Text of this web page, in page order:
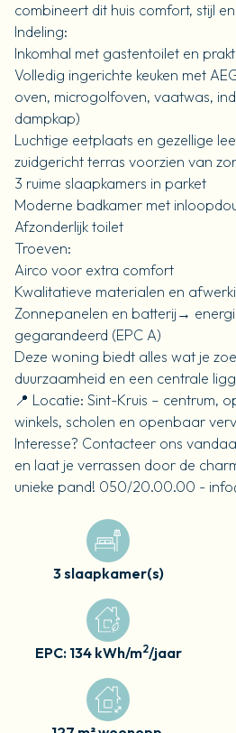
combineert dit huis comfort, stijl
Indeling:
Inkomhal met gastentoilet en
Volledig ingerichte keuken met
oven, microgolfoven, vaatwas,
dampkap)
Luchtige eetplaats en gezellige
zuidgericht terras voorzien van
3 ruime slaapkamers in parket
Moderne badkamer met
Afzonderlijk toilet
Troeven:
Airco voor extra comfort
Kwalitatieve materialen en
Zonnepanelen en batterij→
gegarandeerd (EPC A)
Deze woning biedt alles wat je
duurzaamheid en een centrale
📍 Locatie: Sint-Kruis – centrum,
winkels, scholen en openbaar
Interesse? Contacteer ons
en laat je verrassen door de
unieke pand! 050/20.00.00 -
3 slaapkamer(s)
EPC: 134 kWh/m2/jaar